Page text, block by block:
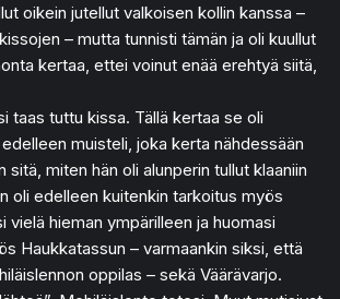
oikein jutellut valkoisen kollin kanssa –
– mutta tunnisti tämän ja oli kuullut
kertaa, ettei voinut enää erehtyä siitä,
taas tuttu kissa. Tällä kertaa se oli
muisteli, joka kerta nähdessään
sitä, miten hän oli alunperin tullut klaaniin
oli edelleen kuitenkin tarkoitus myös
vielä hieman ympärilleen ja huomasi
Haukkatassun – varmaankin siksi, että
oppilas – sekä Väärävarjo.